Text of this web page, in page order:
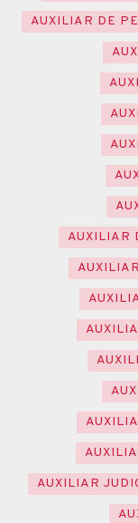
AUXILIAR DE
AUXILIAR
AUXILIAR